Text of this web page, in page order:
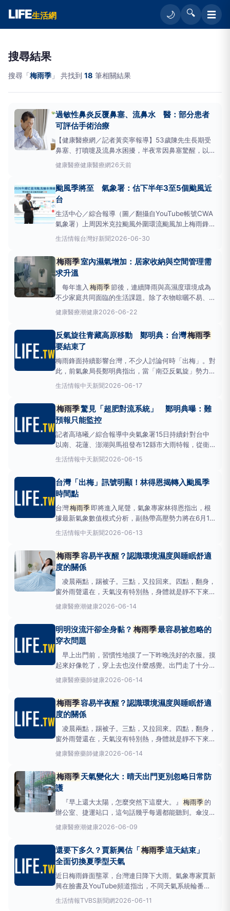
LIFE生活網 🌙 🔍 ☰
搜尋結果
搜尋「梅雨季 」 共找到 18 筆相關結果
過敏性鼻炎反覆鼻塞、流鼻水 醫：部分患者
可評估手術治療
【健康醫療網／記者黃奕寧報導】53歲陳先生長期受
鼻塞、打噴嚏及流鼻水困擾，半夜常因鼻塞驚醒，以為
只是換季或小感冒反覆發作。就醫檢查後發現，不僅罹
患過敏性鼻炎，還合併慢性鼻炎。經藥物治療及接受
治療後，鼻塞及過敏症狀明顯改善，睡眠品質也隨之提
升。
健康醫療健康醫療網26天前
颱風季將至 氣象署：估下半年3至5個颱風近
台
生活中心／綜合報導（圖／翻攝自YouTube帳號CWA
氣象署）上周因米克拉颱風外圍環流颱風加上梅雨鋒面
接近、西南季風增強，全國各地都面臨「局部豪大雨」
或「短延時強降雨」帶來的致災性威脅，多地亦出現災
迎來夏季的颱風季節。交通部中央氣象署今（30）日
召開颱風
生活情報台灣好新聞2026-06-30
梅雨季室內濕氣增加：居家收納與空間管理需
求升溫
每年進入 梅雨季節後，連續降雨與高濕度環境成為
不少家庭共同面臨的生活課題。除了衣物晾曬不易、室
內較容易產生潮濕感外，許多家庭也會趁此時重新檢視
居家收納與空間配置；近年來，隨著民眾對生活品質的
漸成為家庭規劃的重要方向。 潮濕氣候增加居家管理
需求梅
健康醫療潮健康2026-06-22
反氣旋往青藏高原移動 鄭明典：台灣梅雨季
要結束了
梅雨鋒面持續影響台灣，不少人討論何時「出梅」。對
此，前氣象局長鄭明典指出，當「南亞反氣旋」勢力變
大並逐漸往青藏高原移動，就知道夏季天氣型態即將成
型，「對台灣來說，就是
自鄭明典臉書）鄭明典在臉書發文說明，夏季最大的天
氣特徵是青藏反
生活情報中天新聞2026-06-17
梅雨季驚見「超肥對流系統」 鄭明典曝：難
預報只能監控
記者高珞曦／綜合報導中央氣象署15日持續針對台中
以南、花蓮、澎湖與馬祖發布12縣市大雨特報，從衛
星雲圖也可見到，台灣周邊有龐大的對流系統，前中央
氣象局長鄭明典指出，台灣附近也有發展訊號，而且這
長鄭明典示警台灣周邊有中尺度對流系統發展，這類系
統甚至只能即
生活情報中天新聞2026-06-15
台灣「出梅」訊號明顯！林得恩揭轉入颱風季
時間點
台灣梅雨季即將進入尾聲，氣象專家林得恩指出，根
據最新氣象數值模式分析，副熱帶高壓勢力將在6月17
日前後明顯西伸，台灣地區的天氣型態將從
換至颱風季。林得恩指出，副熱帶高壓勢力將在6月17
林得恩在臉書「林老師氣象站」發文提到，台灣梅雨
季通常落在每年
生活情報中天新聞2026-06-13
梅雨季容易半夜醒？認識環境濕度與睡眠舒適
度的關係
凌晨兩點，踢被子。三點，又拉回來。四點，翻身，
窗外雨聲還在，天氣沒有特別熱，身體就是靜不下來。
早上鬧鐘響的時候，明明睡了七個小時，整個人還是沒
有精神。
梅雨季
服，吸濕排汗的寢具讓床鋪維持乾爽舒適。 睡眠和體
溫，比
健康醫療潮健康2026-06-14
明明沒流汗卻全身黏？ 梅雨季最容易被忽略的
穿衣問題
早上出門前，習慣性地摸了一下昨晚洗好的衣服。摸
起來好像乾了，穿上去也沒什麼感覺。出門走了十分
鐘，背後開始有一點黏，腋下也是。 「我又沒流汗，
怎麼這樣？」這是
卻從早到晚覺得衣服黏在皮膚上，動一下就不舒
服。梅雨季
健康醫療藥師健康2026-06-14
梅雨季容易半夜醒？認識環境濕度與睡眠舒適
度的關係
凌晨兩點，踢被子。三點，又拉回來。四點，翻身，
窗外雨聲還在，天氣沒有特別熱，身體就是靜不下來。
早上鬧鐘響的時候，明明睡了七個小時，整個人還是沒
有精神。 梅雨季
服，吸濕排汗的寢具讓床鋪維持乾爽舒適。 睡眠和體
溫，比
健康醫療藥師健康2026-06-14
梅雨季天氣變化大：晴天出門更別忽略日常防
護
『早上還大太陽，怎麼突然下這麼大。』 梅雨季的
辦公室、捷運站口，這句話幾乎每週都能聽到。傘沒
帶，不是忘了，是早上出門時天氣確實沒有問題。 圖
說：面對夏季多變天氣，備傘不只為了擋雨，也能為日
梅雨季的降雨，有很大一部分屬於午後對流雨。與其
他季節
健康醫療潮健康2026-06-09
還要下多久？賈新興估「梅雨季這天結束」
全面切換夏季型天氣
近日梅雨鋒面壟罩，台灣連日降下大雨。氣象專家賈新
興在臉書及YouTube頻道指出，不同天氣系統輪番上
陣，明（12）日受低壓帶影響，早上各地有零星短暫
雨，午後各地有陣雨；到了下週一、二（15、16），
生活情報TVBS新聞網2026-06-11